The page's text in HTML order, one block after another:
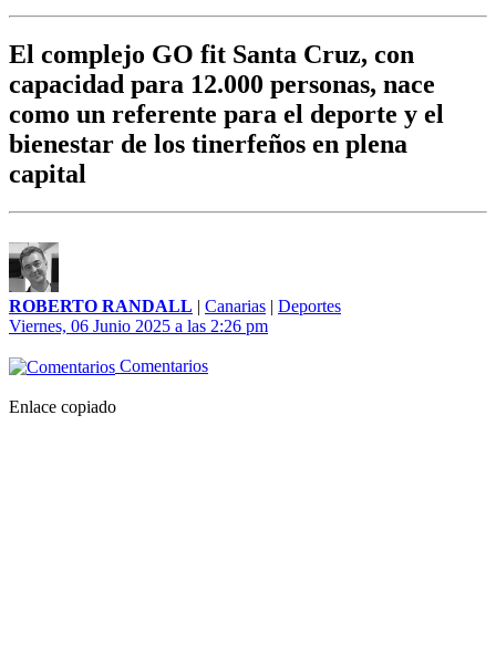
El complejo GO fit Santa Cruz, con
capacidad para 12.000 personas, nace
como un referente para el deporte y el
bienestar de los tinerfeños en plena
capital
ROBERTO RANDALL | Canarias | Deportes
Viernes, 06 Junio 2025 a las 2:26 pm
Comentarios
Enlace copiado